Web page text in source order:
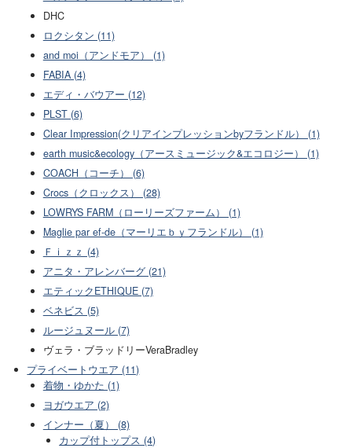
DHC
ロクシタン (11)
and moi（アンドモア） (1)
FABIA (4)
エディ・バウアー (12)
PLST (6)
Clear Impression(クリアインプレッションbyフランドル） (1)
earth music&ecology（アースミュージック&エコロジー） (1)
COACH（コーチ） (6)
Crocs（クロックス） (28)
LOWRYS FARM（ローリーズファーム） (1)
Maglie par ef-de（マーリエｂｙフランドル） (1)
Ｆｉｚｚ (4)
アニタ・アレンバーグ (21)
エティックETHIQUE (7)
ベネビス (5)
ルージュヌール (7)
ヴェラ・ブラッドリーVeraBradley
プライベートウエア (11)
着物・ゆかた (1)
ヨガウエア (2)
インナー（夏） (8)
カップ付トップス (4)